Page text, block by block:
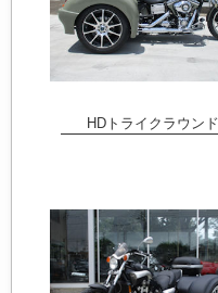
HDトライクラウンド